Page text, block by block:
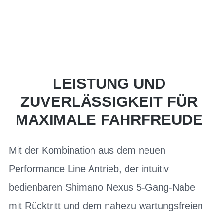
LEISTUNG UND
ZUVERLÄSSIGKEIT FÜR
MAXIMALE FAHRFREUDE
Mit der Kombination aus dem neuen
Performance Line Antrieb, der intuitiv
bedienbaren Shimano Nexus 5-Gang-Nabe
mit Rücktritt und dem nahezu wartungsfreien